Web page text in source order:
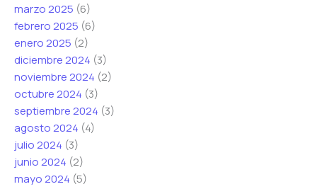
marzo 2025 (6)
febrero 2025 (6)
enero 2025 (2)
diciembre 2024 (3)
noviembre 2024 (2)
octubre 2024 (3)
septiembre 2024 (3)
agosto 2024 (4)
julio 2024 (3)
junio 2024 (2)
mayo 2024 (5)